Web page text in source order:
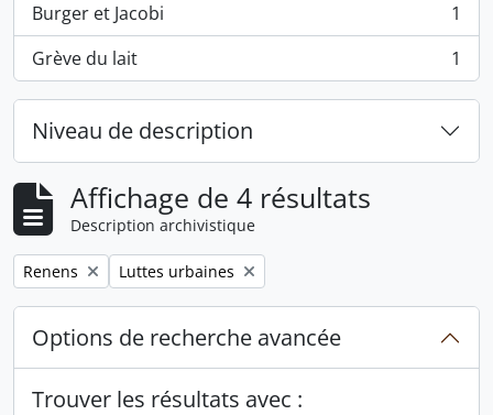
Burger et Jacobi
, 1 résultats
1
Grève du lait
, 1 résultats 1
Niveau de description
Affichage de 4 résultats
Description archivistique
Remove filter:
Renens Remove filter:
Luttes urbaines
Options de recherche avancée
Trouver les résultats avec :